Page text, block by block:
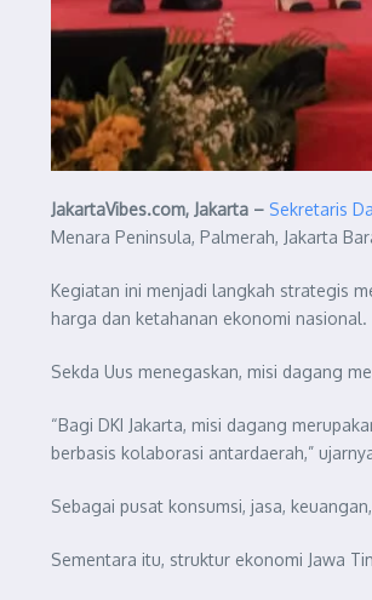
JakartaVibes.com, Jakarta – Sekretaris
Menara Peninsula, Palmerah, Jakarta
Kegiatan ini menjadi langkah strategis
harga dan ketahanan ekonomi nasional.
Sekda Uus menegaskan, misi dagang
“Bagi DKI Jakarta, misi dagang
berbasis kolaborasi antardaerah,”
Sebagai pusat konsumsi, jasa,
Sementara itu, struktur ekonomi Jawa